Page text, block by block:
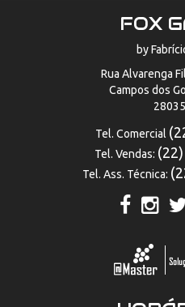
FOX
by
Rua Alvarenga
Campos dos
Tel. Comercial
Tel. Vendas:
Tel. Ass. Técnica: